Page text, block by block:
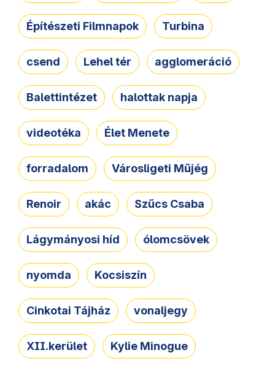
Építészeti Filmnapok Turbina
csend Lehel tér agglomeráció
Balettintézet halottak napja
videotéka Élet Menete
forradalom Városligeti Műjég
Renoir akác Szűcs Csaba
Lágymányosi híd ólomcsövek
nyomda Kocsiszín
Cinkotai Tájház vonaljegy
XII.kerület Kylie Minogue